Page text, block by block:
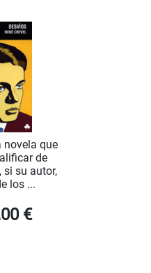
novela que
de
si su autor,
los ...
€